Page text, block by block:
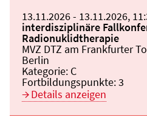
Beginn:
13.11.2026Ende und
- 13.11.2026,
Veranstaltungstitel:
interdisziplinäre
Radionuklidtherapie
Veranstaltungsort:
MVZ DTZ am Frankfurter
Berlin
Kategorie: C
Fortbildungspunkte:3
Details anzeigen